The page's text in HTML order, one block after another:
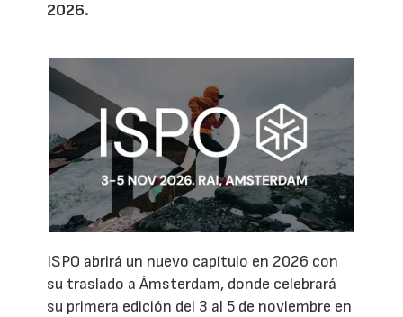
2026.
ISPO abrirá un nuevo capítulo en 2026 con
su traslado a Ámsterdam, donde celebrará
su primera edición del 3 al 5 de noviembre en